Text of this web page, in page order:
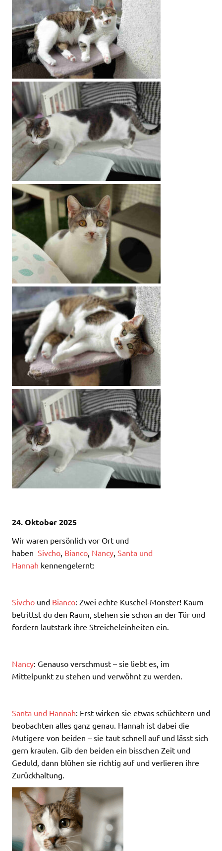
24. Oktober 2025
Wir waren persönlich vor Ort und
haben Sivcho Bianco Nancy Santa und
Hannah kennengelernt:
Sivcho und Bianco: Zwei echte Kuschel-Monster! Kaum
betrittst du den Raum, stehen sie schon an der Tür und
fordern lautstark ihre Streicheleinheiten ein.
Nancy: Genauso verschmust – sie liebt es, im
Mittelpunkt zu stehen und verwöhnt zu werden.
Santa und Hannah: Erst wirken sie etwas schüchtern und
beobachten alles ganz genau. Hannah ist dabei die
Mutigere von beiden – sie taut schnell auf und lässt sich
gern kraulen. Gib den beiden ein bisschen Zeit und
Geduld, dann blühen sie richtig auf und verlieren ihre
Zurückhaltung.